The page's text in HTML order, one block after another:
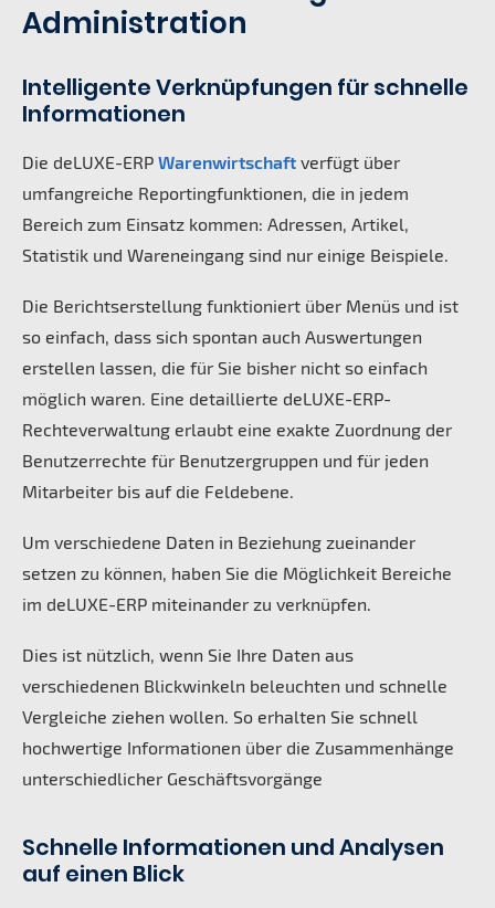
Administration
Intelligente Verknüpfungen für schnelle
Informationen
Die deLUXE-ERP Warenwirtschaft verfügt über
umfangreiche Reportingfunktionen, die in jedem
Bereich zum Einsatz kommen: Adressen, Artikel,
Statistik und Wareneingang sind nur einige Beispiele.
Die Berichtserstellung funktioniert über Menüs und ist
so einfach, dass sich spontan auch Auswertungen
erstellen lassen, die für Sie bisher nicht so einfach
möglich waren. Eine detaillierte deLUXE-ERP-
Rechteverwaltung erlaubt eine exakte Zuordnung der
Benutzerrechte für Benutzergruppen und für jeden
Mitarbeiter bis auf die Feldebene.
Um verschiedene Daten in Beziehung zueinander
setzen zu können, haben Sie die Möglichkeit Bereiche
im deLUXE-ERP miteinander zu verknüpfen.
Dies ist nützlich, wenn Sie Ihre Daten aus
verschiedenen Blickwinkeln beleuchten und schnelle
Vergleiche ziehen wollen. So erhalten Sie schnell
hochwertige Informationen über die Zusammenhänge
unterschiedlicher Geschäftsvorgänge
Schnelle Informationen und Analysen
auf einen Blick